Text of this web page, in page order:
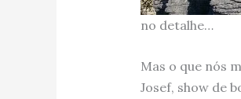
no detalhe…
Mas o que nós
Josef, show de